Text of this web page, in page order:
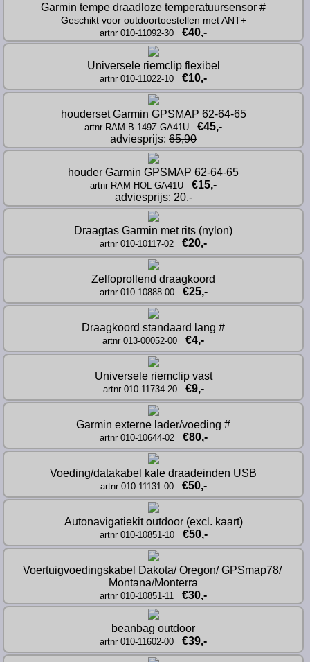
Garmin tempe draadloze temperatuursensor #
Geschikt voor outdoortoestellen met ANT+
artnr 010-11092-30 €40,-
Universele riemclip flexibel
artnr 010-11022-10 €10,-
houderset Garmin GPSMAP 62-64-65
artnr RAM-B-149Z-GA41U
€45,-
adviesprijs: 65,90
houder Garmin GPSMAP 62-64-65
artnr RAM-HOL-GA41U
€15,-
adviesprijs: 20,-
Draagtas Garmin met rits (nylon)
artnr 010-10117-02 €20,-
Zelfoprollend draagkoord
artnr 010-10888-00 €25,-
Draagkoord standaard lang #
artnr 013-00052-00 €4,-
Universele riemclip vast
artnr 010-11734-20 €9,-
Garmin externe lader/voeding #
artnr 010-10644-02 €80,-
Voeding/datakabel kale draadeinden USB
artnr 010-11131-00 €50,-
Autonavigatiekit outdoor (excl. kaart)
artnr 010-10851-10 €50,-
Voertuigvoedingskabel Dakota/ Oregon/ GPSmap78/
Montana/Monterra
artnr 010-10851-11 €30,-
beanbag outdoor
artnr 010-11602-00 €39,-